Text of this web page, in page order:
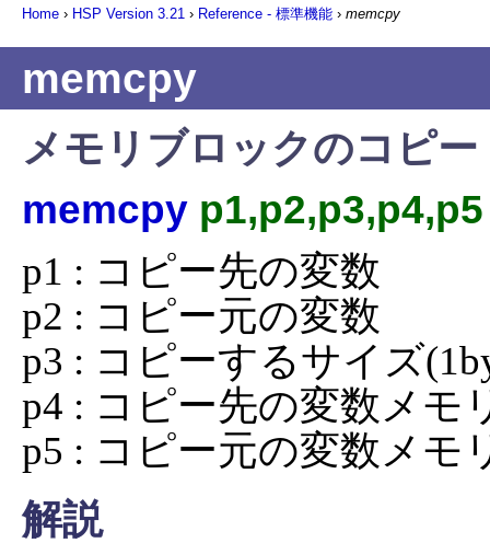
Home › HSP Version 3.21 › Reference - 標準機能 › memcpy
memcpy
メモリブロックのコピー
memcpy p1,p2,p3,p4,p5
p1 : コピー先の変数
p2 : コピー元の変数
p3 : コピーするサイズ
p4 : コピー先の変数メモ
p5 : コピー元の変数メモ
解説